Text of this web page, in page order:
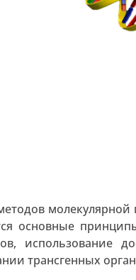
основные
трансгенных